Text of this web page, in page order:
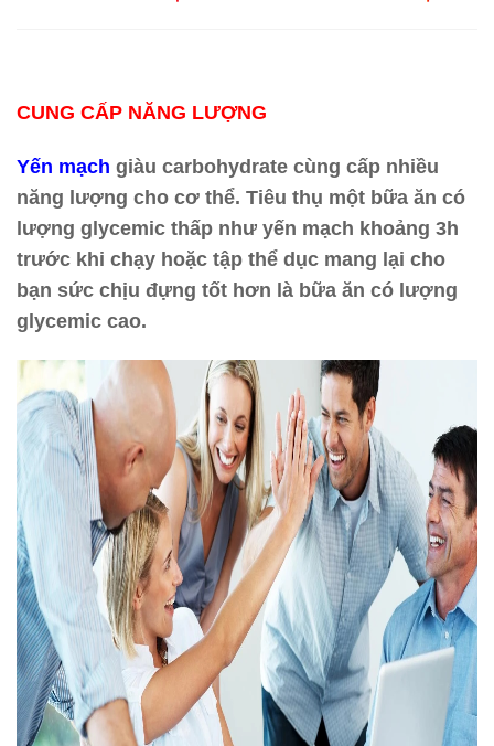
CUNG CẤP NĂNG LƯỢNG
Yến mạch giàu carbohydrate cùng cấp nhiều
năng lượng cho cơ thể. Tiêu thụ một bữa ăn có
lượng glycemic thấp như yến mạch khoảng 3h
trước khi chạy hoặc tập thể dục mang lại cho
bạn sức chịu đựng tốt hơn là bữa ăn có lượng
glycemic cao.